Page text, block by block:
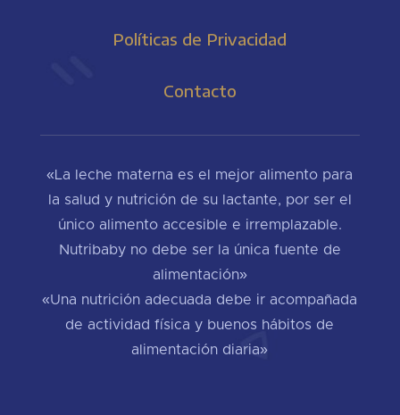
Políticas de Privacidad
Contacto
«La leche materna es el mejor alimento para
la salud y nutrición de su lactante, por ser el
único alimento accesible e irremplazable.
Nutribaby no debe ser la única fuente de
alimentación»
«Una nutrición adecuada debe ir acompañada
de actividad física y buenos hábitos de
alimentación diaria»